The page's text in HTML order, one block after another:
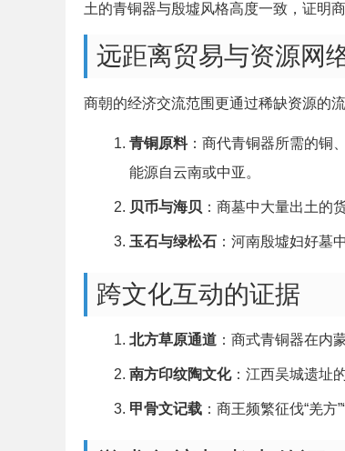
土的青铜器与殷墟风格高度一致，证明
远距离贸易与资源网
商朝的经济交流范围更通过稀缺资源的
青铜原料：商代青铜器所需的铜
能源自云南或中亚。
贝币与海贝 ：商墓中大量出土的
玉石与绿松石 ：河南殷墟妇好墓
跨文化互动的证据
北方草原通道 ：商式青铜器在内
南方印纹陶文化：江西吴城遗址
甲骨文记载 ：商王频繁征伐“羌方